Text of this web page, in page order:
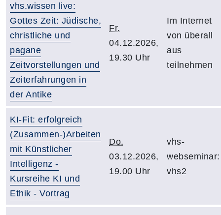
vhs.wissen live:
Gottes Zeit: Jüdische,
christliche und
pagane
Zeitvorstellungen und
Zeiterfahrungen in
der Antike
Fr.
04.12.2026,
19.30 Uhr
Im Internet
von überall
aus
teilnehmen
KI-Fit: erfolgreich
(Zusammen-)Arbeiten
mit Künstlicher
Intelligenz -
Kursreihe KI und
Ethik - Vortrag
Do.
03.12.2026,
19.00 Uhr
vhs-
webseminar:
vhs2